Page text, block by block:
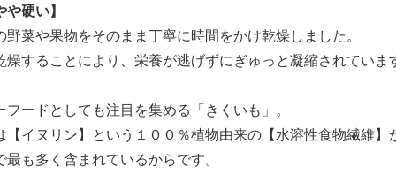
や硬い】
野菜や果物をそのまま丁寧に時間をかけ乾燥しました。
燥することにより、栄養が逃げずにぎゅっと凝縮されていま
フードとしても注目を集める「きくいも」。
【イヌリン】という１００％植物由来の【水溶性食物繊維】
最も多く含まれているからです。